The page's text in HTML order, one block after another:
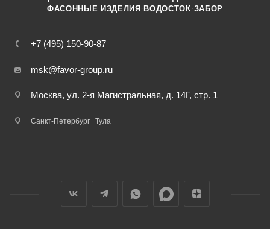
+7 (495) 150-90-87
msk@favor-group.ru
Москва, ул. 2-я Магистральная, д. 14Г, стр. 1
Санкт-Петербург Тула
ФАСОННЫЕ ИЗДЕЛИЯ ·ВОДОСТОК ·ЗАБОР